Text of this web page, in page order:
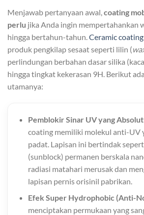
Menjawab pertanyaan awal,coating
perlu jika Anda ingin mempertahankan
hingga bertahun-tahun.Ceramic coating
produk pengkilap sesaat seperti lilin (
perlindungan berbahan dasar silika
hingga tingkat kekerasan 9H. Berikut
utamanya:
Pemblokir Sinar UV yang
coating memiliki molekul anti-UV
padat. Lapisan ini bertindak
(sunblock) permanen berskala
radiasi matahari merusak dan
lapisan pernis orisinil pabrikan.
Efek Super Hydrophobic (Anti-
menciptakan permukaan yang